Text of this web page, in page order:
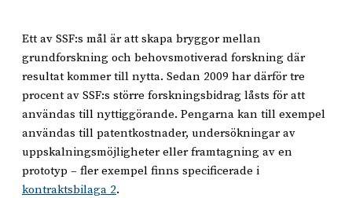
Ett av SSF:s mål är att skapa bryggor mellan
grundforskning och behovsmotiverad forskning där
resultat kommer till nytta. Sedan 2009 har därför tre
procent av SSF:s större forskningsbidrag låsts för att
användas till nyttiggörande. Pengarna kan till exempel
användas till patentkostnader, undersökningar av
uppskalningsmöjligheter eller framtagning av en
prototyp – fler exempel finns specificerade i
kontraktsbilaga 2.